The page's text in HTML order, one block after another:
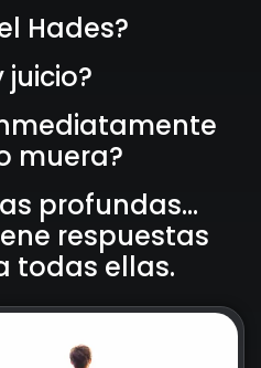
Hades?
juicio?
muera?
profundas…
respuestas
todas ellas.